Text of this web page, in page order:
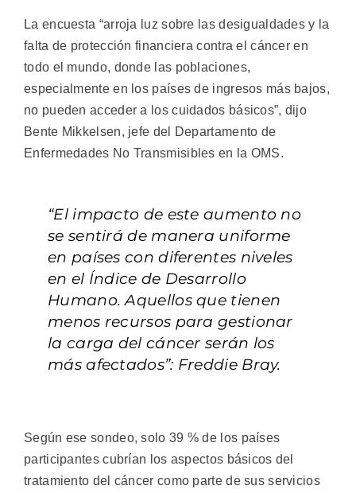
La encuesta “arroja luz sobre las desigualdades y la
falta de protección financiera contra el cáncer en
todo el mundo, donde las poblaciones,
especialmente en los países de ingresos más bajos,
no pueden acceder a los cuidados básicos”, dijo
Bente Mikkelsen, jefe del Departamento de
Enfermedades No Transmisibles en la OMS.
“El impacto de este aumento no
se sentirá de manera uniforme
en países con diferentes niveles
en el Índice de Desarrollo
Humano. Aquellos que tienen
menos recursos para gestionar
la carga del cáncer serán los
más afectados”: Freddie Bray.
Según ese sondeo, solo 39 % de los países
participantes cubrían los aspectos básicos del
tratamiento del cáncer como parte de sus servicios